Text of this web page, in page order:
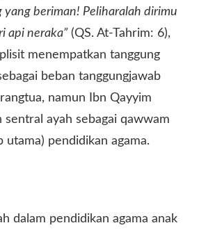
yang beriman! Peliharalah dirimu
api neraka” (QS. At-Tahrim: 6),
menempatkan tanggung
beban tanggungjawab
namun Ibn Qayyim
sentral ayah sebagai qawwam
utama) pendidikan agama.
dalam pendidikan agama anak